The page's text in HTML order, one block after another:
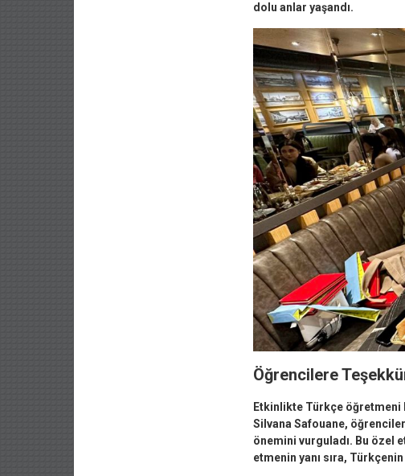
dolu anlar yaşandı.
Öğrencilere
Etkinlikte Türkçe öğretmeni
Silvana Safouane,
önemini vurguladı. Bu özel
etmenin yanı sıra,